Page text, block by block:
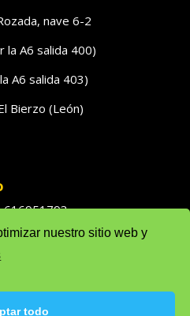
nuestro sitio web y
todo
nave 6-2
la A6 salida 400)
A6 salida 403)
Bierzo (León)
616951793